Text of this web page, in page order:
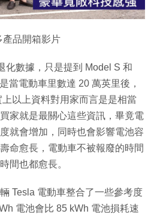
影
片
產品開箱影片
化數據，只是提到 Model S 和
當電動車里數達 20 萬英里後，
以上資料對用家而言是是相當
家就是最關心這些資訊，畢竟電
就會增加，同時也會影響電池容
命愈長，電動車不被報廢的時間
間也都愈長。
Tesla 電動車整合了一些參考度
電池會比 85 kWh 電池損耗速